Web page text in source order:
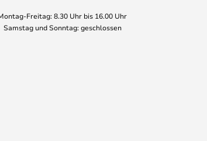
Freitag: 8.30 Uhr bis 16.00 Uhr
Samstag und Sonntag: geschlossen